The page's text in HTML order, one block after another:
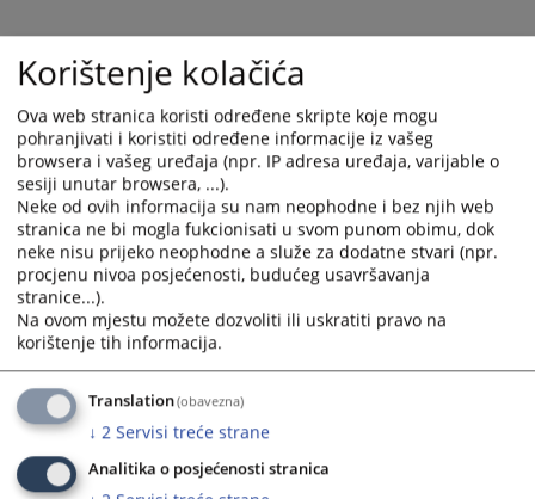
Press
the
question
mark
key
to
get
the
keyboard
shortcuts
for
changing
dates.
Press
the
question
mark
key
to
get
the
keyboard
shortcuts
changing
dates.
Korištenje kolačića
Ova web stranica koristi određene skripte koje mogu
pohranjivati i koristiti određene informacije iz vašeg
browsera i vašeg uređaja (npr. IP adresa uređaja, varijable o
sesiji unutar browsera, ...).
Neke od ovih informacija su nam neophodne i bez njih web
stranica ne bi mogla fukcionisati u svom punom obimu, dok
neke nisu prijeko neophodne a služe za dodatne stvari (npr.
procjenu nivoa posjećenosti, budućeg usavršavanja
stranice...).
Na ovom mjestu možete dozvoliti ili uskratiti pravo na
korištenje tih informacija.
Translation(obavezna)
↓ 2 Servisi treće strane
Analitika o posjećenosti stranica